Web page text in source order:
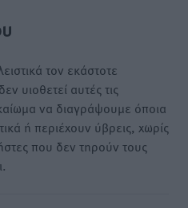
τον εκάστοτε
υιοθετεί αυτές τις
να διαγράψουμε όποια
ή περιέχουν ύβρεις, χωρίς
που δεν τηρούν τους